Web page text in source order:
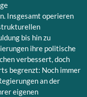
Insgesamt operieren
bis hin zu
ihre politische
verbessert, doch
begrenzt: Noch immer
an der
eigenen